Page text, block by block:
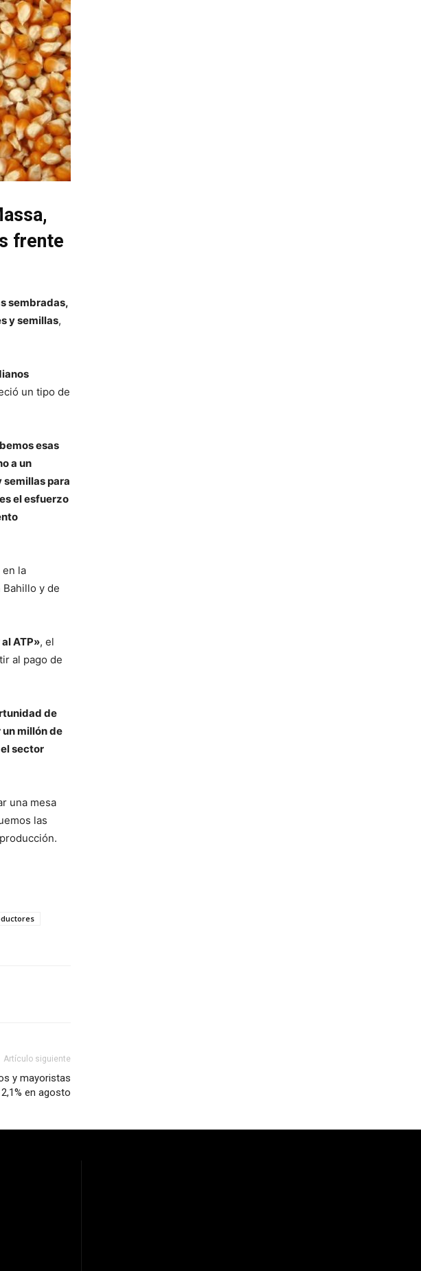
frente
sembradas,
y semillas,
un tipo de
esas
a un
semillas para
el esfuerzo
en la
y de
ATP», el
al pago de
de
millón de
sector
una mesa
las
Artículo siguiente
y mayoristas
en agosto